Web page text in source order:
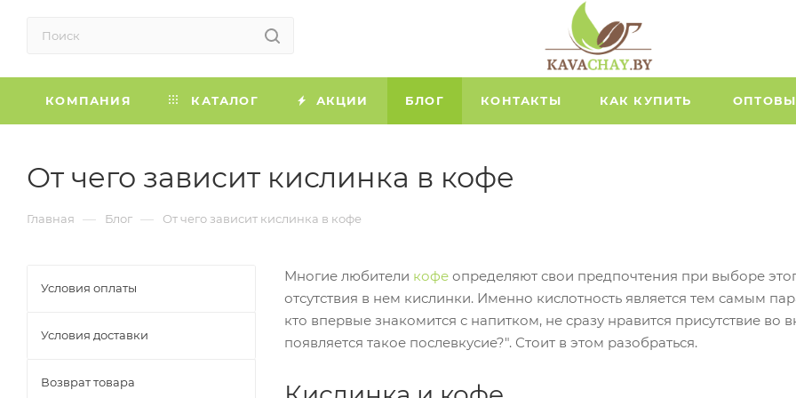
КОМПАНИЯ КАТАЛОГ АКЦИИ БЛОГ КОНТАКТЫ КАК КУПИТЬ
От чего зависит кислинка в кофе
Главная — Блог — От чего зависит кислинка в кофе
Многие любители кофе определяют свои предпочтения при выборе
отсутствия в нем кислинки. Именно кислотность является тем самым
кто впервые знакомится с напитком, не сразу нравится присутствие
появляется такое послевкусие?". Стоит в этом разобраться.
Условия оплаты
Условия доставки
Возврат товара